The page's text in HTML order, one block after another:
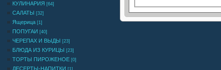
КУЛИНАРИЯ [64]
САЛАТЫ [32]
Ящерица [1]
ПОПУГАИ [40]
ЧЕРЕПАХ И ВЫДЫ [23]
БЛЮДА ИЗ КУРИЦЫ [23]
ТОРТЫ ПИРОЖЕНОЕ [0]
ДЕСЕРТЫ-НАПИТКИ